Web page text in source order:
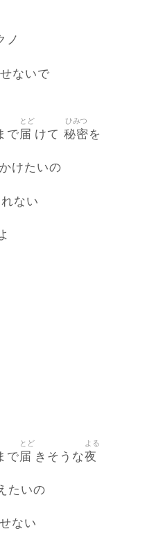
ノ
ないで
で届
とど
けて 秘密
ひみつ
を
けたいの
ない
で届
とど
きそうな夜
よる
たいの
せない